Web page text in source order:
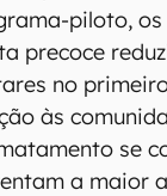
piloto,
precoce
no
às
se
a maior